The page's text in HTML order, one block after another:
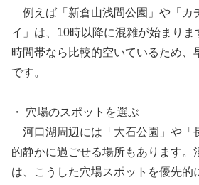
例えば「新倉山浅間公園」や「カ
イ」は、10時以降に混雑が始まり
時間帯なら比較的空いているため、
です。
・ 穴場のスポットを選ぶ
河口湖周辺には「大石公園」や「
的静かに過ごせる場所もあります。
は、こうした穴場スポットを優先的